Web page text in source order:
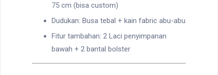
75 cm (bisa custom)
Dudukan: Busa tebal + kain fabric abu-abu
Fitur tambahan: 2 Laci penyimpanan
bawah + 2 bantal bolster